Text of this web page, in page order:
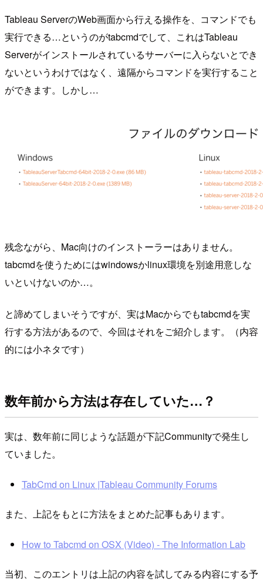
Tableau ServerのWeb画面から行える操作を、コマンドでも
実行できる…というのがtabcmdでして、これはTableau
Serverがインストールされているサーバーに入らないとでき
ないというわけではなく、遠隔からコマンドを実行すること
ができます。しかし…
残念ながら、Mac向けのインストーラーはありません。
tabcmdを使うためにはwindowsかlinux環境を別途用意しな
いといけないのか…。
と諦めてしまいそうですが、実はMacからでもtabcmdを実
行する方法があるので、今回はそれをご紹介します。（内容
的には小ネタです）
数年前から方法は存在していた…？
実は、数年前に同じような話題が下記Communityで発生し
ていました。
TabCmd on Linux |Tableau Community Forums
また、上記をもとに方法をまとめた記事もあります。
How to Tabcmd on OSX (Video) - The Information Lab
当初、このエントリは上記の内容を試してみる内容にする予